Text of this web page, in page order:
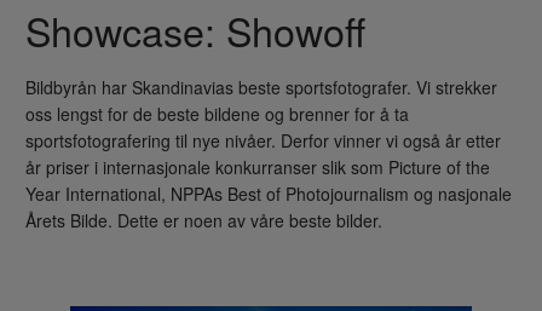
Showcase: Showoff
Bildbyrån har Skandinavias beste sportsfotografer. Vi strekker
oss lengst for de beste bildene og brenner for å ta
sportsfotografering til nye nivåer. Derfor vinner vi også år etter
år priser i internasjonale konkurranser slik som Picture of the
Year International, NPPAs Best of Photojournalism og nasjonale
Årets Bilde. Dette er noen av våre beste bilder.